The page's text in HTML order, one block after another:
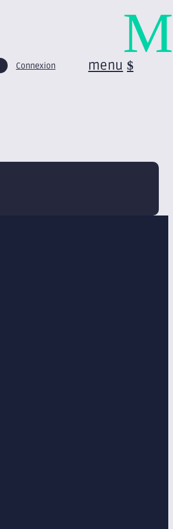
Connexion menu
M